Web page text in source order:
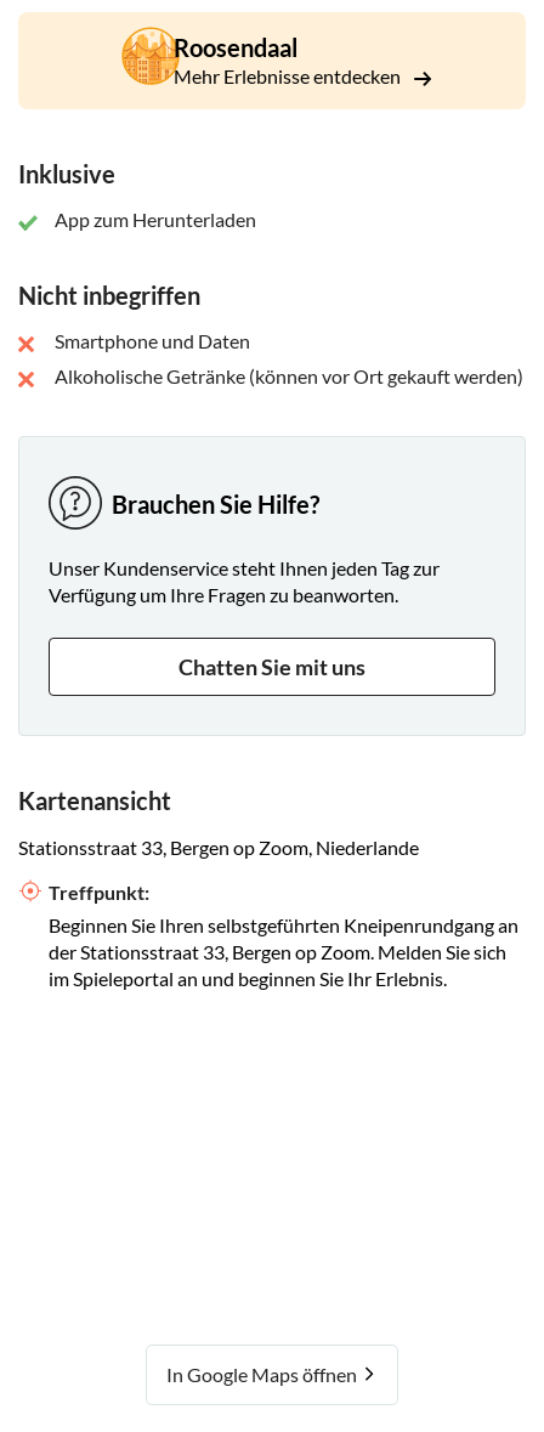
Der Gewinner erhält garantiert einen sehr schönen Preis.
Roosendaal
Mehr Erlebnisse entdecken
Inklusive
App zum Herunterladen
Nicht inbegriffen
Smartphone und Daten
Alkoholische Getränke (können vor Ort gekauft werden)
Brauchen Sie Hilfe?
Unser Kundenservice steht Ihnen jeden Tag zur
Verfügung um Ihre Fragen zu beanworten.
Chatten Sie mit uns
Kartenansicht
Stationsstraat 33, Bergen op Zoom, Niederlande
Treffpunkt:
Beginnen Sie Ihren selbstgeführten Kneipenrundgang an
der Stationsstraat 33, Bergen op Zoom. Melden Sie sich
im Spieleportal an und beginnen Sie Ihr Erlebnis.
In Google Maps öffnen